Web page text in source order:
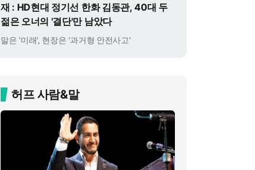
재 : HD현대 정기선 한화 김동관, 40대 두
젊은 오너의 '결단'만 남았다
말은 '미래', 현장은 '과거형 안전사고'
허프 사람&말